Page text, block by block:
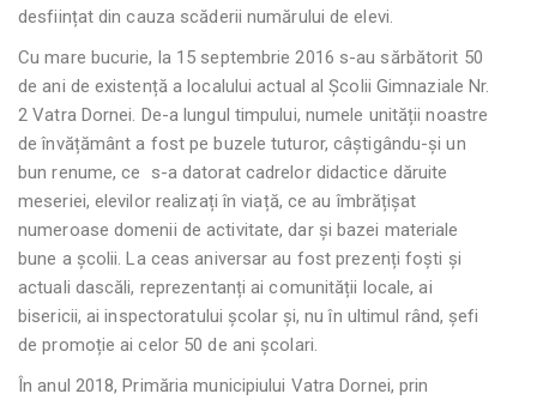
desființat din cauza scăderii numărului de elevi.
Cu mare bucurie, la 15 septembrie 2016 s-au sărbătorit 50
de ani de existență a localului actual al Școlii Gimnaziale Nr.
2 Vatra Dornei. De-a lungul timpului, numele unității noastre
de învățământ a fost pe buzele tuturor, câștigându-și un
bun renume, ce s-a datorat cadrelor didactice dăruite
meseriei, elevilor realizați în viață, ce au îmbrățișat
numeroase domenii de activitate, dar și bazei materiale
bune a școlii. La ceas aniversar au fost prezenți foști și
actuali dascăli, reprezentanți ai comunității locale, ai
bisericii, ai inspectoratului școlar și, nu în ultimul rând, șefi
de promoție ai celor 50 de ani școlari.
În anul 2018, Primăria municipiului Vatra Dornei, prin